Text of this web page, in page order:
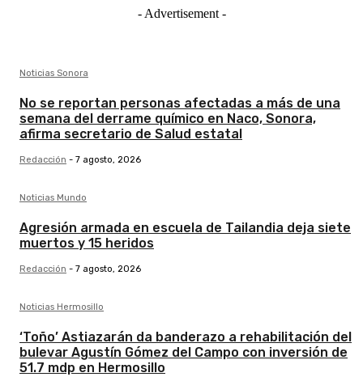
- Advertisement -
Noticias Sonora
No se reportan personas afectadas a más de una
semana del derrame químico en Naco, Sonora,
afirma secretario de Salud estatal
Redacción - 7 agosto, 2026
Noticias Mundo
Agresión armada en escuela de Tailandia deja siete
muertos y 15 heridos
Redacción - 7 agosto, 2026
Noticias Hermosillo
‘Toño’ Astiazarán da banderazo a rehabilitación del
bulevar Agustín Gómez del Campo con inversión de
51.7 mdp en Hermosillo